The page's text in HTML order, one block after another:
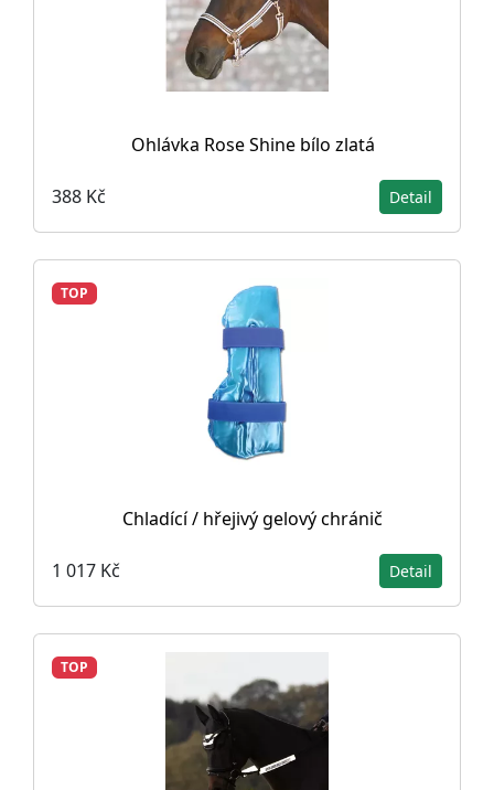
Ohlávka Rose Shine bílo zlatá
388 Kč Detail
TOP
Chladící / hřejivý gelový chránič
1 017 Kč Detail
TOP